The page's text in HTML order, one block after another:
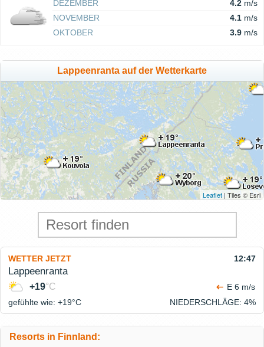
DEZEMBER 4.2 m/s
NOVEMBER
4.1 m/s
OKTOBER
3.9 m/s
Lappeenranta auf der Wetterkarte
Leaflet | Tiles © Esri
WETTER JETZT 12:47
Lappeenranta
+19°C
E 6 m/s
gefühlte wie: +19°C NIEDERSCHLÄGE: 4%
Resorts in Finnland: